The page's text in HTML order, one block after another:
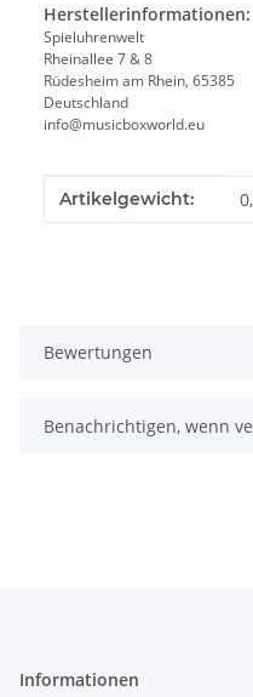
Herstellerinformationen:
Spieluhrenwelt
Rheinallee 7 & 8
Rüdesheim am Rhein, 65385
Deutschland
info@musicboxworld.eu
Produkteigenschaft
Wert
Artikelgewicht:
Bewertungen
Benachrichtigen, wenn
Informationen